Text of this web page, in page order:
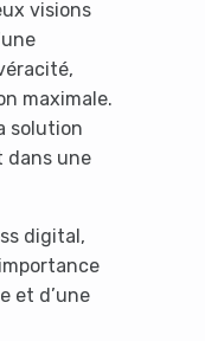
visions
maximale.
solution
dans une
digital,
et d’une